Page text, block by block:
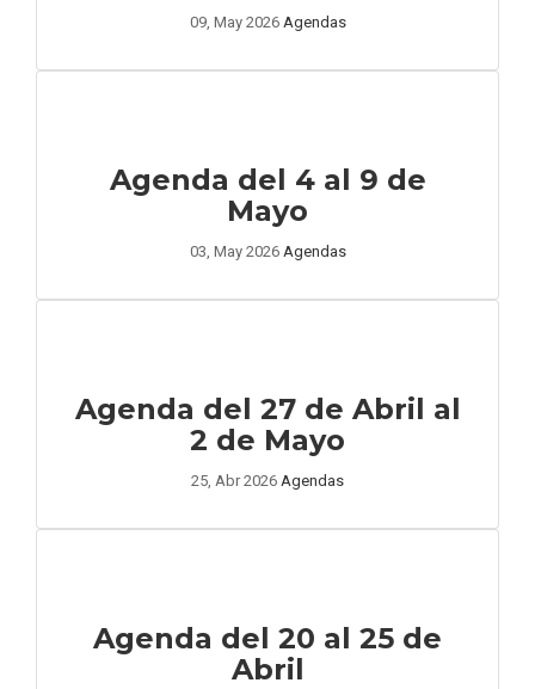
09, May 2026 Agendas
Agenda del 4 al 9 de
Mayo
03, May 2026 Agendas
Agenda del 27 de Abril al
2 de Mayo
25, Abr 2026 Agendas
Agenda del 20 al 25 de
Abril